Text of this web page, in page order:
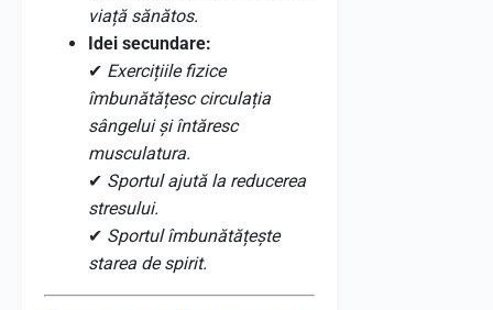
viață sănătos.
Idei secundare:
✔ Exercițiile fizice
îmbunătățesc circulația
sângelui și întăresc
musculatura.
✔ Sportul ajută la reducerea
stresului.
✔ Sportul îmbunătățește
starea de spirit.